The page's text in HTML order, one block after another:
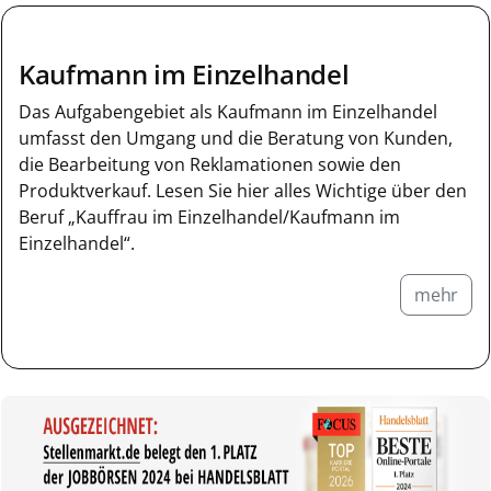
Kaufmann im Einzelhandel
Das Aufgabengebiet als Kaufmann im Einzelhandel
umfasst den Umgang und die Beratung von Kunden,
die Bearbeitung von Reklamationen sowie den
Produktverkauf. Lesen Sie hier alles Wichtige über den
Beruf „Kauffrau im Einzelhandel/Kaufmann im
Einzelhandel“.
mehr